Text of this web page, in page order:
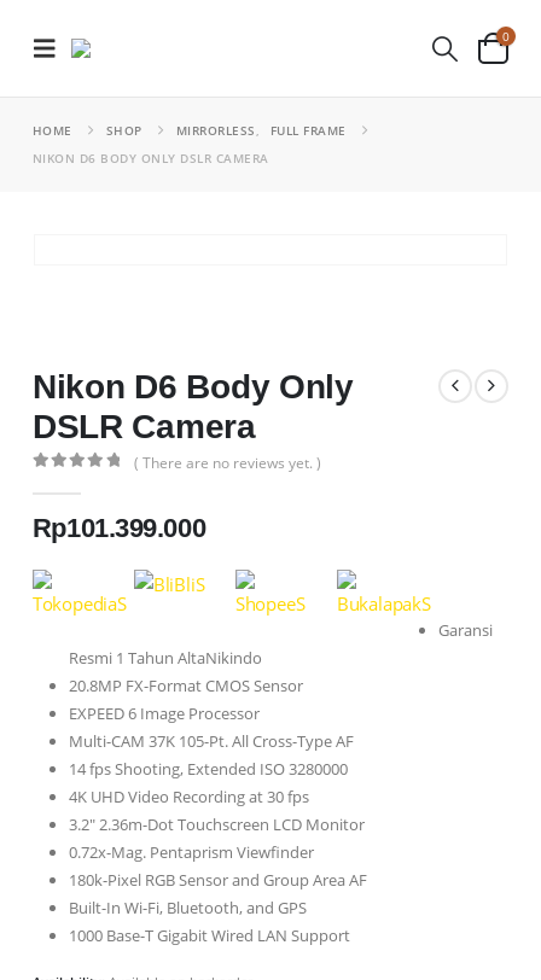
0
HOME SHOP MIRRORLESS ,
FULL FRAME
NIKON D6 BODY ONLY DSLR CAMERA
Nikon D6 Body Only
DSLR Camera
( There are no reviews yet. )
Rp101.399.000
Garansi
Resmi 1 Tahun AltaNikindo
20.8MP FX-Format CMOS Sensor
EXPEED 6 Image Processor
Multi-CAM 37K 105-Pt. All Cross-Type AF
14 fps Shooting, Extended ISO 3280000
4K UHD Video Recording at 30 fps
3.2″ 2.36m-Dot Touchscreen LCD Monitor
0.72x-Mag. Pentaprism Viewfinder
180k-Pixel RGB Sensor and Group Area AF
Built-In Wi-Fi, Bluetooth, and GPS
1000 Base-T Gigabit Wired LAN Support